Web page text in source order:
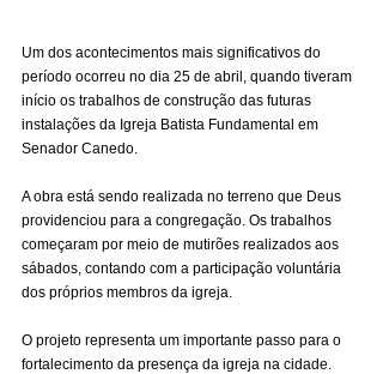
Um dos acontecimentos mais significativos do
período ocorreu no dia 25 de abril, quando tiveram
início os trabalhos de construção das futuras
instalações da Igreja Batista Fundamental em
Senador Canedo.
A obra está sendo realizada no terreno que Deus
providenciou para a congregação. Os trabalhos
começaram por meio de mutirões realizados aos
sábados, contando com a participação voluntária
dos próprios membros da igreja.
O projeto representa um importante passo para o
fortalecimento da presença da igreja na cidade.